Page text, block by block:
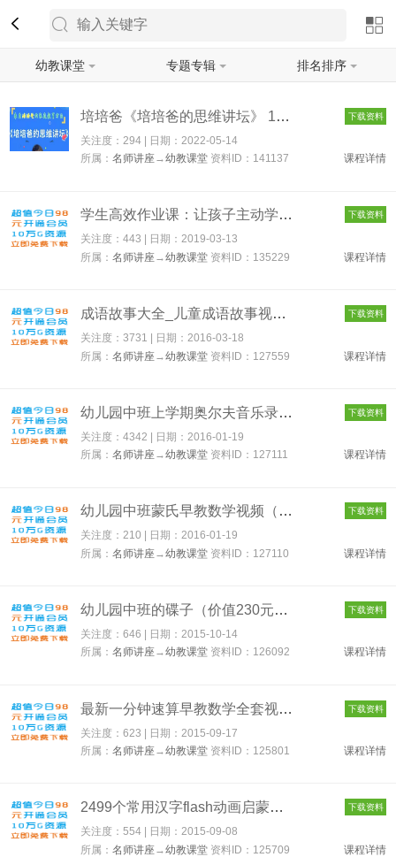
幼教课堂 专题专辑 排名排序
培培爸《培培爸的思维讲坛》 141137 下载资料
关注度：294 | 日期： 2022-05-14
所属：名师讲座→幼教课堂 资料ID：141137 课程详情
学生高效作业课：让孩子主动学习 135229 下载资料
关注度：443 | 日期：2019-03-13
所属：名师讲座→幼教课堂 资料ID：135229 课程详情
成语故事大全_儿童成语故事视频动画片全套 127559 下载资料
关注度：3731 | 日期：2016-03-18
所属：名师讲座→幼教课堂 资料ID：127559 课程详情
幼儿园中班上学期奥尔夫音乐录像带（15VCD） 127111 下载资料
关注度：4342 | 日期： 2016-01-19
所属：名师讲座→幼教课堂 资料ID：127111 课程详情
幼儿园中班蒙氏早教数学视频（游戏+动画） 127110 下载资料
关注度：210 | 日期：2016-01-19
所属：名师讲座→幼教课堂 资料ID：127110 课程详情
幼儿园中班的碟子（价值230元） 126092 下载资料
关注度：646 | 日期：2015-10-14
所属：名师讲座→幼教课堂 资料ID：126092 课程详情
最新一分钟速算早教数学全套视频教程 手指快算法 珠心算秘诀 125... 下载资料
关注度：623 | 日期： 2015-09-17
所属：名师讲座→幼教课堂 资料ID：125801 课程详情
2499个常用汉字flash动画启蒙教学 125709 下载资料
关注度：554 | 日期：2015-09-08
所属：名师讲座→幼教课堂 资料ID：125709 课程详情